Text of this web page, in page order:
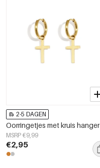
2-5 DAGEN
Oorringetjes met kruis hanger
MSRP €9,99
€2,95